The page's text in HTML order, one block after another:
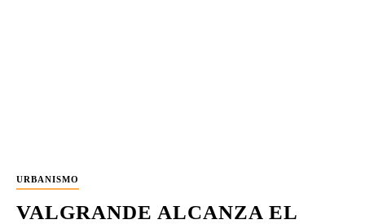
URBANISMO
VALGRANDE ALCANZA EL